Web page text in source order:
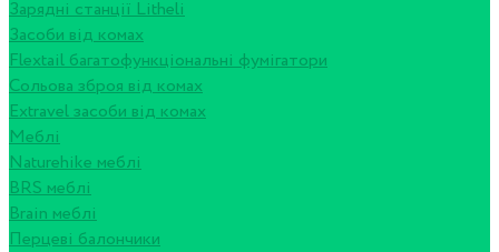
Зарядні станції Litheli
Засоби від комах
Flextail багатофункціональні фумігатори
Сольова зброя від комах
Extravel засоби від комах
Меблі
Naturehike меблі
BRS меблі
Brain меблі
Перцеві балончики